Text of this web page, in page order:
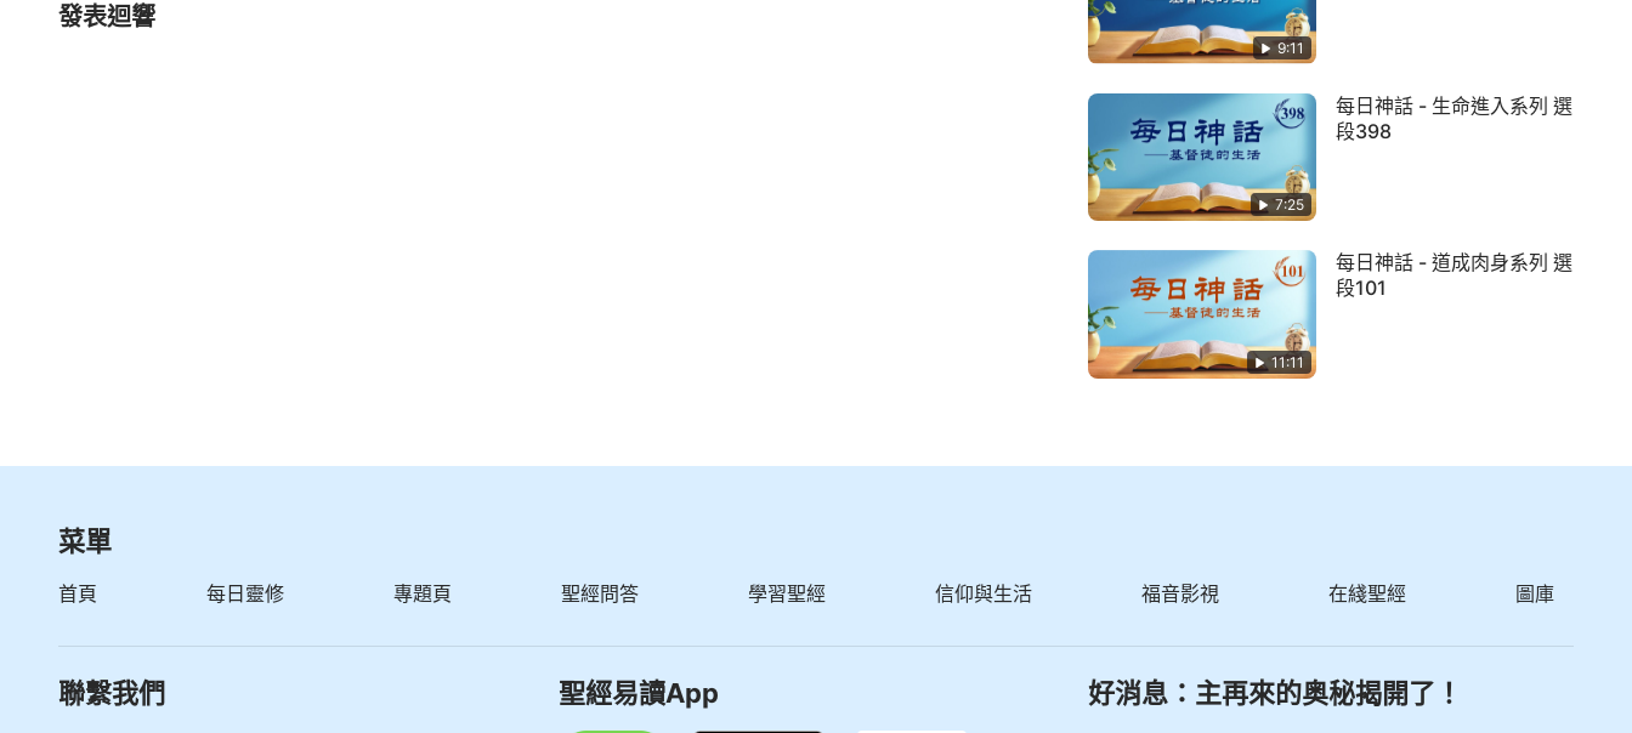
發表迴響
9:11
7:25
每日神話 - 生命進入系列 選
段398
11:11
每日神話 - 道成肉身系列 選
段101
菜單
首頁 每日靈修 專題頁 聖經問答 學習聖經 信仰與生活 福音影視 在綫聖經 圖庫
聯繫我們 聖經易讀App 好消息：主再來的奥秘揭開了！